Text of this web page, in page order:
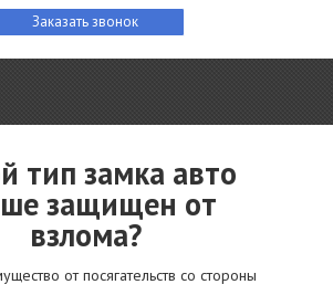
Заказать звонок
тип замка авто
защищен от
взлома?
от посягательств со стороны